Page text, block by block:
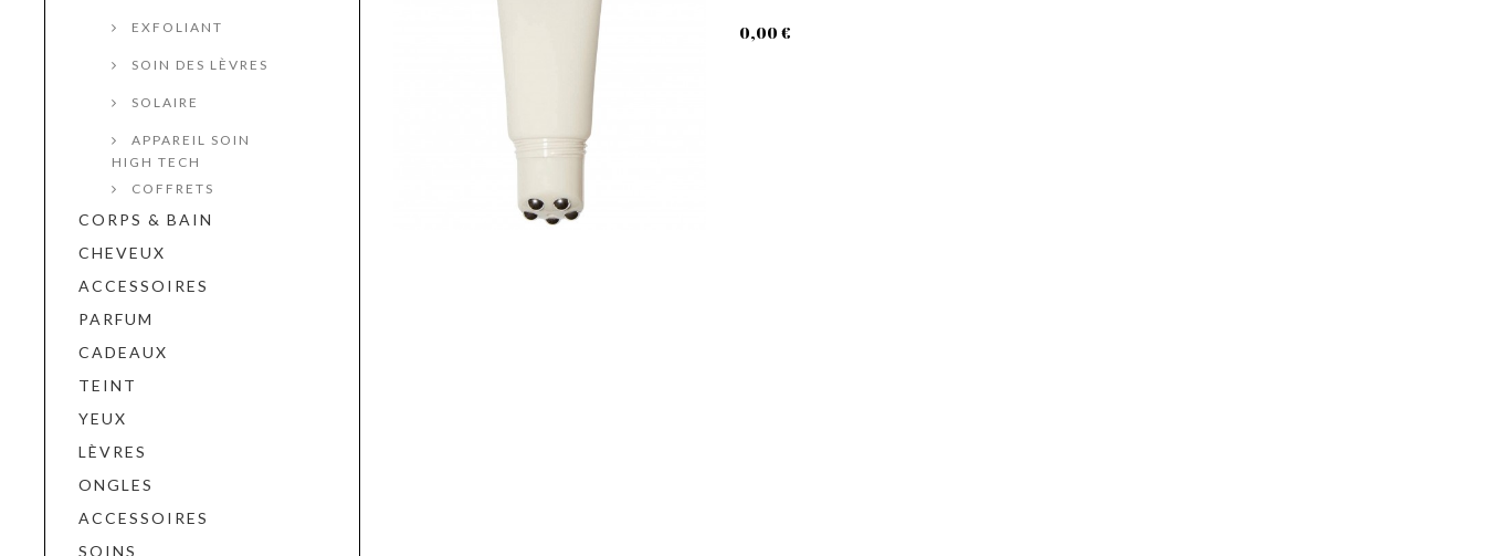
EXFOLIANT
SOIN DES LÈVRES
SOLAIRE
APPAREIL SOIN
HIGH TECH
COFFRETS
CORPS & BAIN
CHEVEUX
ACCESSOIRES
PARFUM
CADEAUX
TEINT
YEUX
LÈVRES
ONGLES
ACCESSOIRES
SOINS
0,00 €